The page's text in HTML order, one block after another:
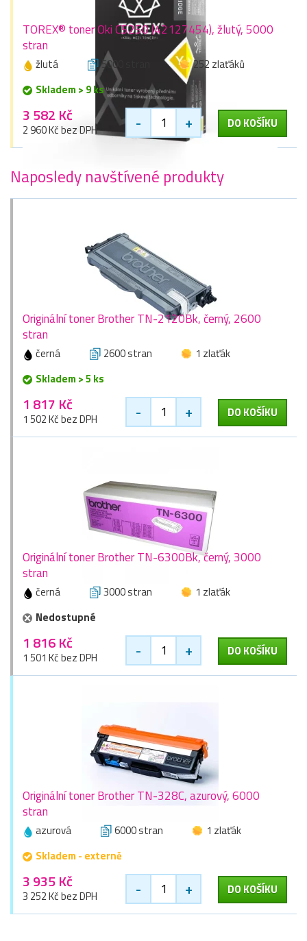
TOREX® toner Oki C5250 (42127454), žlutý, 5000
stran
žlutá 5000 stran
252 zlaťáků
Skladem > 9 ks
3 582 Kč
2 960 Kč bez DPH - + DO KOŠÍKU
Naposledy navštívené produkty
Originální toner Brother TN-2120Bk, černý, 2600
stran
černá 2600 stran
1 zlaťák
Skladem > 5 ks
1 817 Kč
1 502 Kč bez DPH - + DO KOŠÍKU
Originální toner Brother TN-6300Bk, černý, 3000
stran
černá 3000 stran
1 zlaťák
Nedostupné
1 816 Kč
1 501 Kč bez DPH - + DO KOŠÍKU
Originální toner Brother TN-328C, azurový, 6000
stran
azurová 6000 stran
1 zlaťák
Skladem - externě
3 935 Kč
3 252 Kč bez DPH - + DO KOŠÍKU